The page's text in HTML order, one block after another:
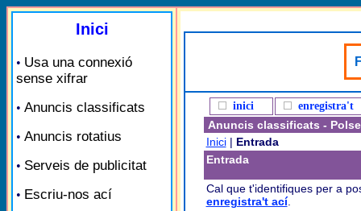
Inici
• Usa una connexió
sense xifrar
• Anuncis classificats
• Anuncis rotatius
• Serveis de publicitat
• Escriu-nos ací
inici enregistra't
Anuncis classificats -
Inici| Entrada
Entrada
Cal que t'identifiques per a
enregistra't ací.